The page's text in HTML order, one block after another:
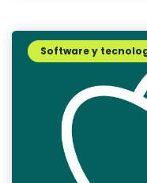
Software y